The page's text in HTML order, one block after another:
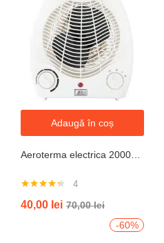
Adaugă în coș
4.25din 5
4
40,00 lei 70,00lei
-60%